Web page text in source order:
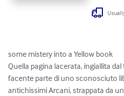
some mistery into a Yellow book
Quella pagina lacerata, ingiallita
facente parte di uno sconosciuto
antichissimi Arcani, strappata da